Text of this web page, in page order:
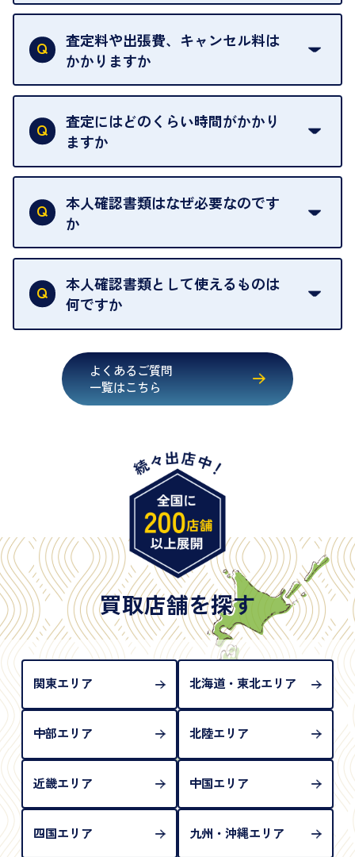
を整えておりますので、お好きな時にお越しくださ
い。
お急ぎの場合はスタッフに一言お声がけください。
可能な限り、迅速に対応させていただきます。
当店は質店ではありませんので、買い取ったお品物
は基本的に販売へと回されます。買い戻しはできま
せんので、ご了承ください。
グオフが可能です。
契約破棄という形で、お品物をお戻しすることがで
きます。
売却当日を含む8日間のうちに、お気軽にお申し出
出張買取のお品物は、8日間保管しております。
査定料や出張費、キャンセル料は
かかりますか
一切いただいておりません。査定金額にご納得いた
だけない場合は、その場でお断りいただいても問題
ございません。お気軽にご相談ください。
査定にはどのくらい時間がかかり
ますか
お品物の内容や点数によって異なりますが、店頭買
取の場合は1点あたり数分程度が目安です。大量の
お品物の場合は、お時間をいただくことがございま
本人確認書類はなぜ必要なのです
か
買取店は古物営業法により、お客様のご本人確認を
行うことが義務付けられています。安心してお取引
いただくためにも、ご協力をお願いいたします。
本人確認書類として使えるものは
何ですか
・健康保険証確認書
・マイナンバーカード
・在留カード
・旧パスポート
※原則として「公的機関が発行し、氏名、住所、生
年月日が記載されているもの
※日本国政府発行のもの
※2020年2月4日以降に申請された新型パスポートに
は「所持人記入欄（住所記載欄）」が存在しないた
め、単体では古物営業法上の本人確認書類として認
められない（住所確認ができないため）。補助書類
が必要となります
よくあるご質問
一覧はこちら
買取店舗を探す
関東エリア 北海道・東北エリア
中部エリア 北陸エリア
近畿エリア 中国エリア
四国エリア 九州・沖縄エリア